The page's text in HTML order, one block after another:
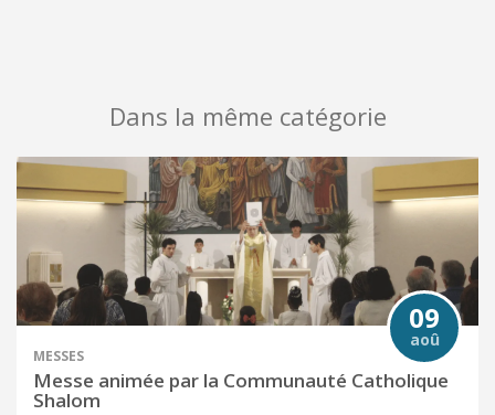
Dans la même catégorie
09
aoû
MESSES
Messe animée par la Communauté Catholique
Shalom